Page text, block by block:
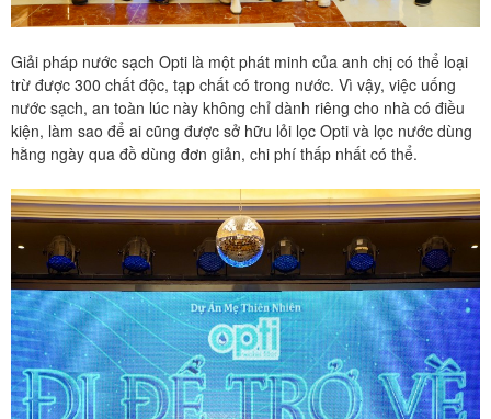
Giải pháp nước sạch Opti là một phát minh của anh chị có thể loại
trừ được 300 chất độc, tạp chất có trong nước. Vì vậy, việc uống
nước sạch, an toàn lúc này không chỉ dành riêng cho nhà có điều
kiện, làm sao để ai cũng được sở hữu lỏi lọc Opti và lọc nước dùng
hằng ngày qua đồ dùng đơn giản, chi phí thấp nhất có thể.